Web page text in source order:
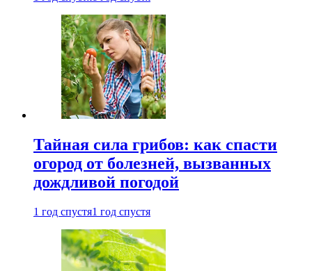
Тайная сила грибов: как спасти
огород от болезней, вызванных
дождливой погодой
1 год спустя1 год спустя